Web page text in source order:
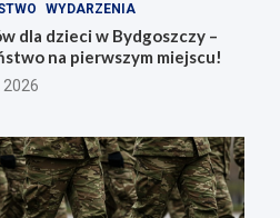
WYDARZENIA
dla dzieci w Bydgoszczy –
na pierwszym miejscu!
2026